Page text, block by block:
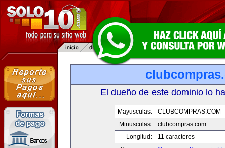
El dueño de este dominio lo
Mayusculas:
CLUBCOMPRAS.COM
Minusculas:
clubcompras.com
Longitud:
11 caracteres